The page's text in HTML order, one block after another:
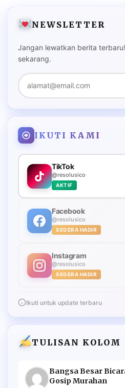
NEWSLETTER
Jangan lewatkan berita
sekarang.
IKUTI KAMI
TikTok
@resolusico
AKTIF
Facebook
@resolusico
SEGERA HADIR
Instagram
@resolusico
SEGERA HADIR
Ikuti untuk update terbaru
TULISAN KOLOM
Bangsa Besar
Gosip Murahan